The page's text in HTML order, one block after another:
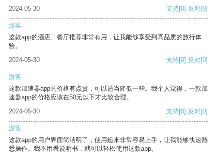
2024-05-30
支持[0] 反对[0]
游客
这款app的酒店、餐厅推荐非常有用，让我能够享受到高品质的旅行体
验。
2024-05-30
支持[0] 反对[0]
游客
这款加速器app的价格有点贵，可以适当降低一些。我个人觉得，一款加
速器app的价格应该在50元以下才比较合理。
2024-05-30
支持[0] 反对[0]
游客
这款app的用户界面简洁明了，使用起来非常容易上手，让我能够快速熟
悉操作。我不用看说明书，就可以轻松使用这款app。